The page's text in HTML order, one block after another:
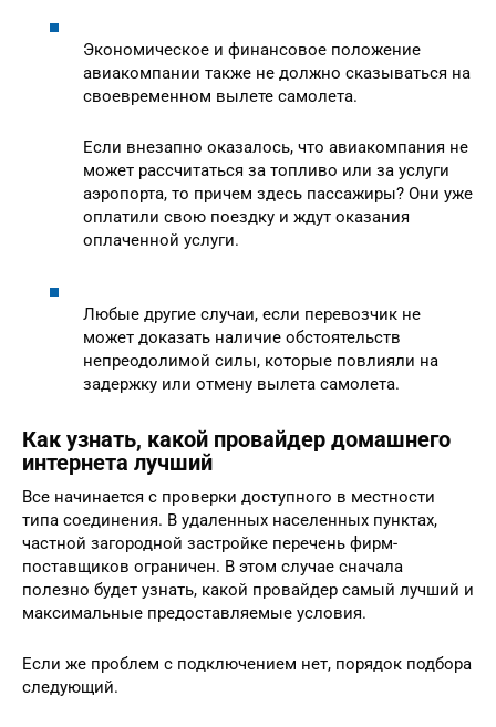
Экономическое и финансовое положение
авиакомпании также не должно сказываться на
своевременном вылете самолета.
Если внезапно оказалось, что авиакомпания не
может рассчитаться за топливо или за услуги
аэропорта, то причем здесь пассажиры? Они уже
оплатили свою поездку и ждут оказания
оплаченной услуги.
Любые другие случаи, если перевозчик не
может доказать наличие обстоятельств
непреодолимой силы, которые повлияли на
задержку или отмену вылета самолета.
Как узнать, какой провайдер домашнего
интернета лучший
Все начинается с проверки доступного в местности
типа соединения. В удаленных населенных пунктах,
частной загородной застройке перечень фирм-
поставщиков ограничен. В этом случае сначала
полезно будет узнать, какой провайдер самый лучший и
максимальные предоставляемые условия.
Если же проблем с подключением нет, порядок подбора
следующий.